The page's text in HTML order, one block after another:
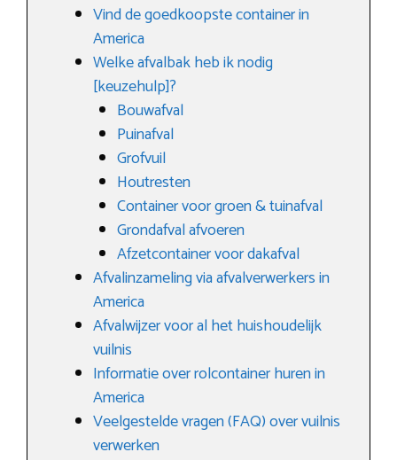
Vind de goedkoopste container in
America
Welke afvalbak heb ik nodig
[keuzehulp]?
Bouwafval
Puinafval
Grofvuil
Houtresten
Container voor groen & tuinafval
Grondafval afvoeren
Afzetcontainer voor dakafval
Afvalinzameling via afvalverwerkers in
America
Afvalwijzer voor al het huishoudelijk
vuilnis
Informatie over rolcontainer huren in
America
Veelgestelde vragen (FAQ) over vuilnis
verwerken